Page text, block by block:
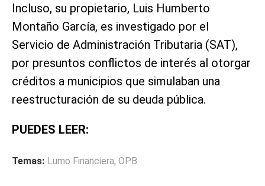
Incluso, su propietario, Luis Humberto
Montaño García, es investigado por el
Servicio de Administración Tributaria (SAT),
por presuntos conflictos de interés al otorgar
créditos a municipios que simulaban una
reestructuración de su deuda pública.
PUEDES LEER:
Temas: Lumo Financiera, OPB